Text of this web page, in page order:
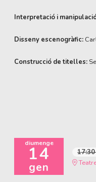
Interpretació i
Disseny escenogràfic:
Construcció de titelles:
diumenge
14
gen